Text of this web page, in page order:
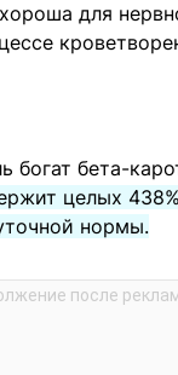
для
богат бета-
целых 438%
нормы.